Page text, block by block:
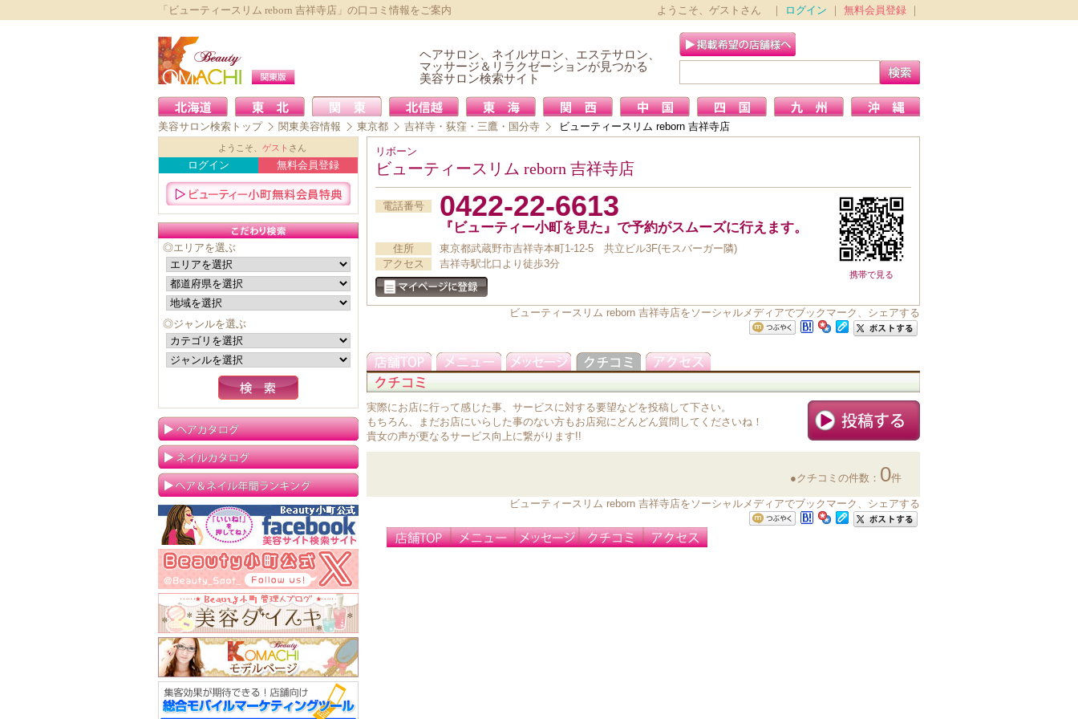
「ビューティースリム reborn 吉祥寺店」の口コミ情報をご案内 ようこそ、ゲストさん ｜ ログイン 無料会員登録
ヘアサロン、ネイルサロン、エステサロン、
マッサージ＆リラクゼーションが見つかる
美容サロン検索サイト
美容サロン検索トップ 関東美容情報 東京都 吉祥寺・荻窪・三鷹・国分寺 ビューティースリム reborn 吉祥寺店
リボーン
ビューティースリム reborn 吉祥寺店
携帯で見る
電話番号 0422-22-6613
『ビューティー小町を見た』で予約がスムーズに行えます。
住所
東京都武蔵野市吉祥寺本町1-12-5 共立ビル3F(モスバーガー隣)
アクセス
吉祥寺駅北口より徒歩3分
ビューティースリム reborn 吉祥寺店をソーシャルメディアでブックマーク、シェアする
実際にお店に行って感じた事、サービスに対する要望などを投稿して下さい。
もちろん、まだお店にいらした事のない方もお店宛にどんどん質問してくださいね！
貴女の声が更なるサービス向上に繋がります!!
●クチコミの件数： 0件
ビューティースリム reborn 吉祥寺店をソーシャルメディアでブックマーク、シェアする
ようこそ、 ゲスト さん
ログイン 無料会員登録
◎エリアを選ぶ
◎ジャンルを選ぶ